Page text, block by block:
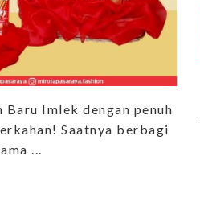
Baru Imlek dengan penuh
Saatnya berbagi
...